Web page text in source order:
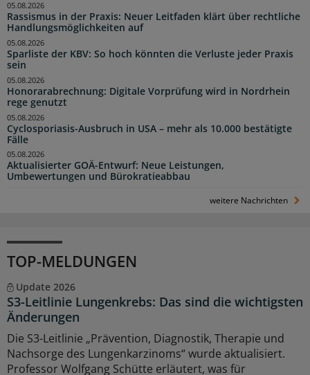
Rassismus in der Praxis: Neuer Leitfaden klärt über rechtliche
Handlungsmöglichkeiten auf
05.08.2026
Sparliste der KBV: So hoch könnten die Verluste jeder Praxis
sein
05.08.2026
Honorarabrechnung: Digitale Vorprüfung wird in Nordrhein
rege genutzt
05.08.2026
Cyclosporiasis-Ausbruch in USA – mehr als 10.000 bestätigte
Fälle
05.08.2026
Aktualisierter GOÄ-Entwurf: Neue Leistungen,
Umbewertungen und Bürokratieabbau
05.08.2026
weitere Nachrichten
TOP-MELDUNGEN
Update 2026
S3-Leitlinie Lungenkrebs: Das sind die wichtigsten
Änderungen
Die S3-Leitlinie „Prävention, Diagnostik, Therapie und
Nachsorge des Lungenkarzinoms“ wurde aktualisiert.
Professor Wolfgang Schütte erläutert, was für